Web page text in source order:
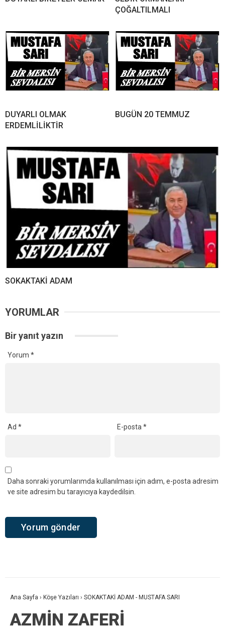
ÇOĞALTILMALI
DUYARLI OLMAK
ERDEMLİLİKTİR
BUGÜN 20 TEMMUZ
SOKAKTAKİ ADAM
YORUMLAR
Bir yanıt yazın
Yorum *
Ad * E-posta*
Daha sonraki yorumlarımda kullanılması için adım, e-posta adresim
ve site adresim bu tarayıcıya kaydedilsin.
Ana Sayfa › Köşe Yazıları › SOKAKTAKİ ADAM - MUSTAFA SARI
AZMİN ZAFERİ